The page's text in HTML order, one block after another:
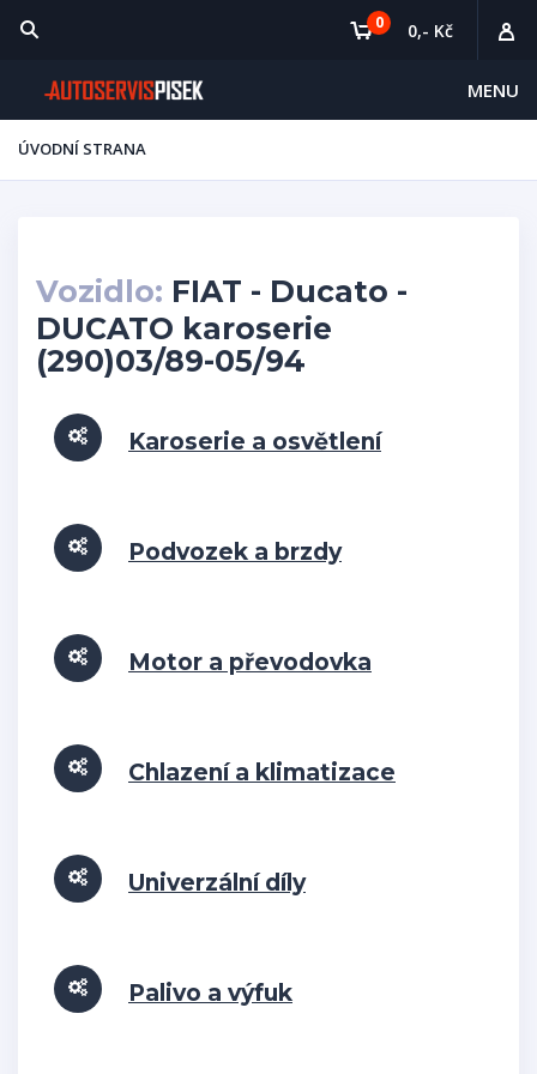
MENU
0 0,- Kč
ÚVODNÍ STRANA
Vozidlo: FIAT - Ducato -
DUCATO karoserie
(290)03/89-05/94
Karoserie a osvětlení
Podvozek a brzdy
Motor a převodovka
Chlazení a klimatizace
Univerzální díly
Palivo a výfuk